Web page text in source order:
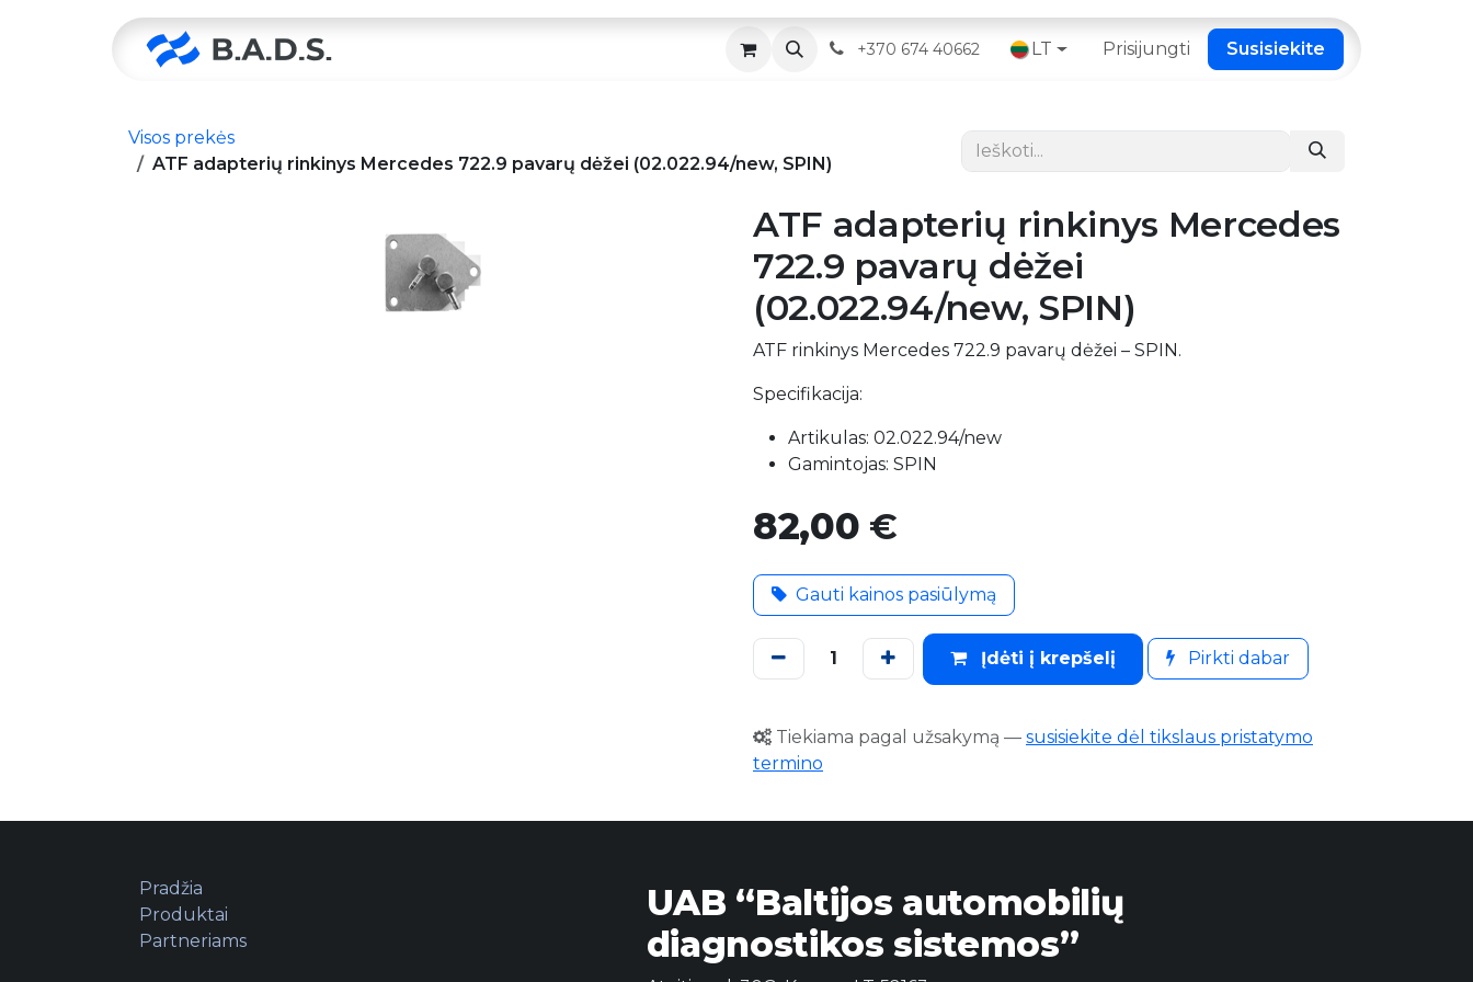
Servisas Kontaktai
+370 674 40662 LT Prisijungti Susisiekite
Visos prekės
ATF adapterių rinkinys Mercedes 722.9 pavarų dėžei (02.022.94/new, SPIN)
ATF adapterių rinkinys Mercedes
722.9 pavarų dėžei
(02.022.94/new, SPIN)
ATF rinkinys Mercedes 722.9 pavarų dėžei – SPIN.
Specifikacija:
Artikulas: 02.022.94/new
Gamintojas: SPIN
82,00 €
Gauti kainos pasiūlymą
Įdėti į krepšelį Pirkti dabar
Tiekiama pagal užsakymą — susisiekite dėl tikslaus pristatymo
termino
UAB “Baltijos automobilių
diagnostikos sistemos”
Pradžia
Produktai
Partneriams